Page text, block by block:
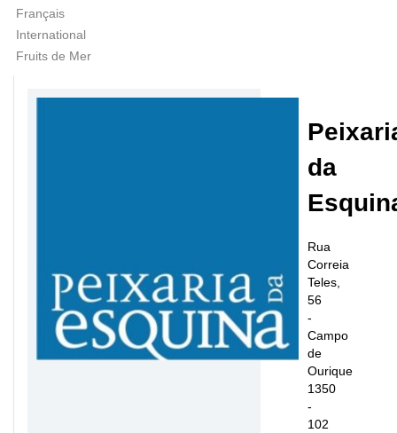
Français
International
Fruits de Mer
da
Rua
Correia
Teles,
56
-
Campo
de
Ourique
1350
-
102